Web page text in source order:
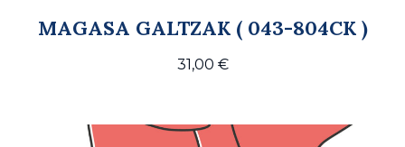
MAGASA GALTZAK ( 043-804CK )
31,00 €